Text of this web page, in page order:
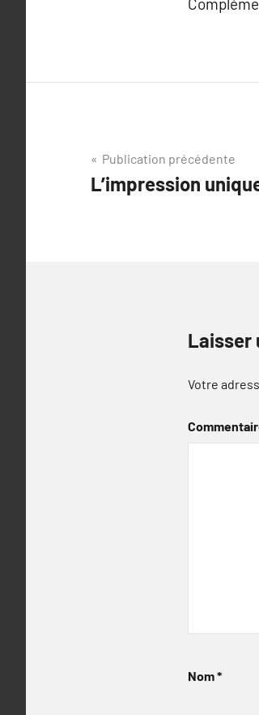
Navigation
de
Publication précédente
L’impression
Laisser
Votre
Nom*